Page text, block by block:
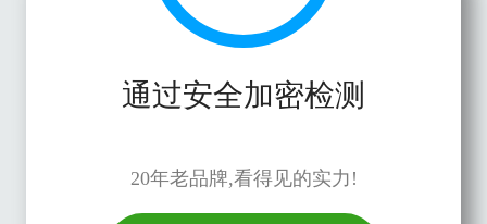
通过安全加密检测
20年老品牌,看得见的实力!